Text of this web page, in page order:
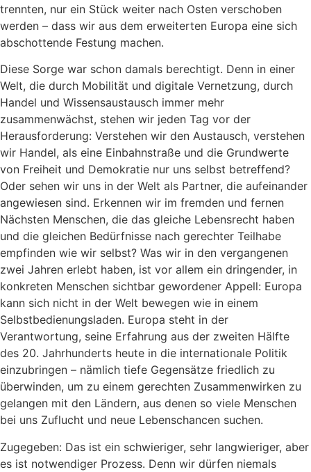
trennten, nur ein Stück weiter nach Osten verschoben
werden – dass wir aus dem erweiterten Europa eine sich
abschottende Festung machen.
Diese Sorge war schon damals berechtigt. Denn in einer
Welt, die durch Mobilität und digitale Vernetzung, durch
Handel und Wissensaustausch immer mehr
zusammenwächst, stehen wir jeden Tag vor der
Herausforderung: Verstehen wir den Austausch, verstehen
wir Handel, als eine Einbahnstraße und die Grundwerte
von Freiheit und Demokratie nur uns selbst betreffend?
Oder sehen wir uns in der Welt als Partner, die aufeinander
angewiesen sind. Erkennen wir im fremden und fernen
Nächsten Menschen, die das gleiche Lebensrecht haben
und die gleichen Bedürfnisse nach gerechter Teilhabe
empfinden wie wir selbst? Was wir in den vergangenen
zwei Jahren erlebt haben, ist vor allem ein dringender, in
konkreten Menschen sichtbar gewordener Appell: Europa
kann sich nicht in der Welt bewegen wie in einem
Selbstbedienungsladen. Europa steht in der
Verantwortung, seine Erfahrung aus der zweiten Hälfte
des 20. Jahrhunderts heute in die internationale Politik
einzubringen – nämlich tiefe Gegensätze friedlich zu
überwinden, um zu einem gerechten Zusammenwirken zu
gelangen mit den Ländern, aus denen so viele Menschen
bei uns Zuflucht und neue Lebenschancen suchen.
Zugegeben: Das ist ein schwieriger, sehr langwieriger, aber
es ist notwendiger Prozess. Denn wir dürfen niemals